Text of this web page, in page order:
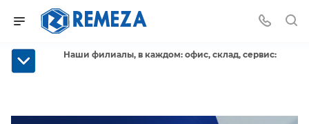
Наши филиалы, в каждом: офис, склад, сервис: